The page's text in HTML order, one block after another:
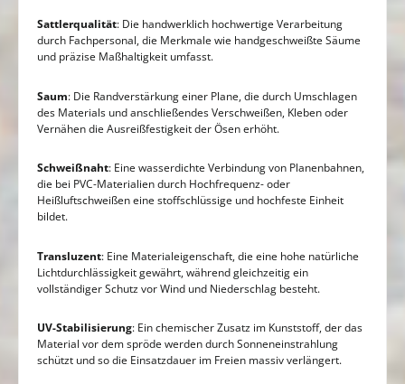
Sattlerqualität: Die handwerklich hochwertige Verarbeitung
durch Fachpersonal, die Merkmale wie handgeschweißte Säume
und präzise Maßhaltigkeit umfasst.
Saum: Die Randverstärkung einer Plane, die durch Umschlagen
des Materials und anschließendes Verschweißen, Kleben oder
Vernähen die Ausreißfestigkeit der Ösen erhöht.
Schweißnaht: Eine wasserdichte Verbindung von Planenbahnen,
die bei PVC-Materialien durch Hochfrequenz- oder
Heißluftschweißen eine stoffschlüssige und hochfeste Einheit
bildet.
Transluzent: Eine Materialeigenschaft, die eine hohe natürliche
Lichtdurchlässigkeit gewährt, während gleichzeitig ein
vollständiger Schutz vor Wind und Niederschlag besteht.
UV-Stabilisierung: Ein chemischer Zusatz im Kunststoff, der das
Material vor dem spröde werden durch Sonneneinstrahlung
schützt und so die Einsatzdauer im Freien massiv verlängert.